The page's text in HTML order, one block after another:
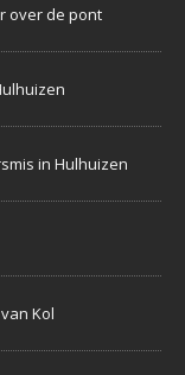
over de pont
in Hulhuizen
Kol